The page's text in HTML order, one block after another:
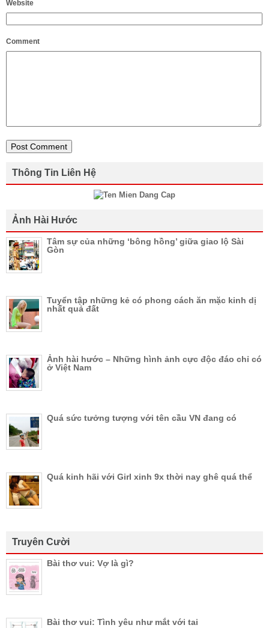
Website
Comment
Thông Tin Liên Hệ
Ảnh Hài Hước
Tâm sự của những ‘bông hồng’ giữa giao lộ Sài
Gòn
Tuyển tập những kẻ có phong cách ăn mặc kinh dị
nhất quả đất
Ảnh hài hước – Những hình ảnh cực độc đáo chỉ có
ở Việt Nam
Quá sức tưởng tượng với tên cầu VN đang có
Quá kinh hãi với Girl xinh 9x thời nay ghê quá thể
Truyên Cười
Bài thơ vui: Vợ là gì?
Bài thơ vui: Tình yêu như mắt với tai